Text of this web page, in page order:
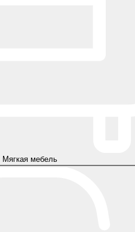
Мягкая мебель